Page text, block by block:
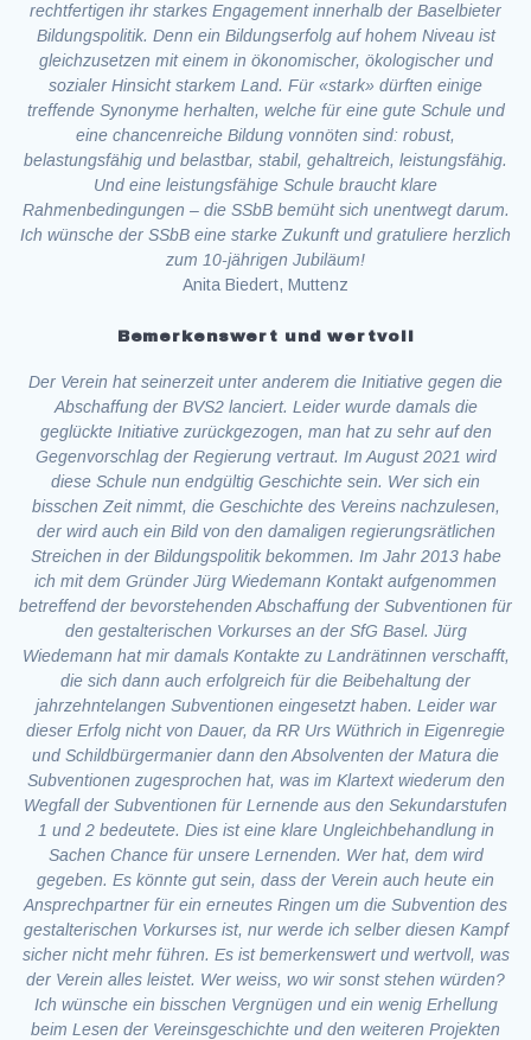
rechtfertigen ihr starkes Engagement innerhalb der Baselbieter
Bildungspolitik. Denn ein Bildungserfolg auf hohem Niveau ist
gleichzusetzen mit einem in ökonomischer, ökologischer und
sozialer Hinsicht starkem Land. Für «stark» dürften einige
treffende Synonyme herhalten, welche für eine gute Schule und
eine chancenreiche Bildung vonnöten sind: robust,
belastungsfähig und belastbar, stabil, gehaltreich, leistungsfähig.
Und eine leistungsfähige Schule braucht klare
Rahmenbedingungen – die SSbB bemüht sich unentwegt darum.
Ich wünsche der SSbB eine starke Zukunft und gratuliere herzlich
zum 10-jährigen Jubiläum!
Anita Biedert, Muttenz
Bemerkenswert und wertvoll
Der Verein hat seinerzeit unter anderem die Initiative gegen die
Abschaffung der BVS2 lanciert. Leider wurde damals die
geglückte Initiative zurückgezogen, man hat zu sehr auf den
Gegenvorschlag der Regierung vertraut. Im August 2021 wird
diese Schule nun endgültig Geschichte sein. Wer sich ein
bisschen Zeit nimmt, die Geschichte des Vereins nachzulesen,
der wird auch ein Bild von den damaligen regierungsrätlichen
Streichen in der Bildungspolitik bekommen. Im Jahr 2013 habe
ich mit dem Gründer Jürg Wiedemann Kontakt aufgenommen
betreffend der bevorstehenden Abschaffung der Subventionen für
den gestalterischen Vorkurses an der SfG Basel. Jürg
Wiedemann hat mir damals Kontakte zu Landrätinnen verschafft,
die sich dann auch erfolgreich für die Beibehaltung der
jahrzehntelangen Subventionen eingesetzt haben. Leider war
dieser Erfolg nicht von Dauer, da RR Urs Wüthrich in Eigenregie
und Schildbürgermanier dann den Absolventen der Matura die
Subventionen zugesprochen hat, was im Klartext wiederum den
Wegfall der Subventionen für Lernende aus den Sekundarstufen
1 und 2 bedeutete. Dies ist eine klare Ungleichbehandlung in
Sachen Chance für unsere Lernenden. Wer hat, dem wird
gegeben. Es könnte gut sein, dass der Verein auch heute ein
Ansprechpartner für ein erneutes Ringen um die Subvention des
gestalterischen Vorkurses ist, nur werde ich selber diesen Kampf
sicher nicht mehr führen. Es ist bemerkenswert und wertvoll, was
der Verein alles leistet. Wer weiss, wo wir sonst stehen würden?
Ich wünsche ein bisschen Vergnügen und ein wenig Erhellung
beim Lesen der Vereinsgeschichte und den weiteren Projekten